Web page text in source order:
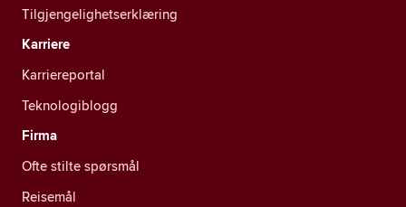
Tilgjengelighetserklæring
Karriere
Karriereportal
Teknologiblogg
Firma
Ofte stilte spørsmål
Reisemål